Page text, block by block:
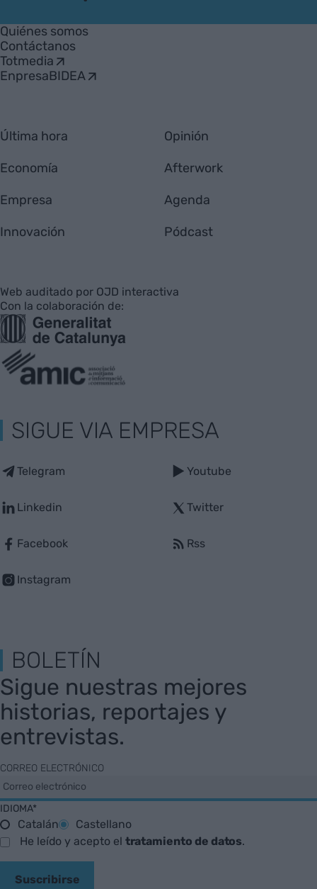
Empresa
Quiénes somos
Contáctanos
Totmedia
EnpresaBIDEA
Última hora
Economía
Empresa
Innovación
Opinión
Afterwork
Agenda
Pódcast
Web auditado por OJD interactiva
Con la colaboración de:
SIGUE VIA EMPRESA
Telegram
Linkedin
Facebook
Instagram
Youtube
Twitter
Rss
BOLETÍN
Sigue nuestras mejores
historias, reportajes y
entrevistas.
CORREO ELECTRÓNICO
IDIOMA*
Catalán
Castellano
He leído y acepto el tratamiento de datos.
Suscribirse